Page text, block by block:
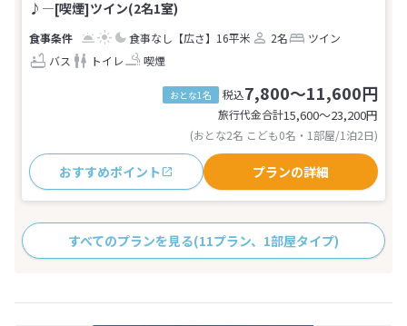
♪―[喫煙]ツイン(2名1室)
食事なし 【広さ】16平米 2名
ツイン
バス
トイレ 喫煙
おとな1名 税込7,800～11,600円
旅行代金合計15,600〜23,200円
(おとな2名 こども0名・1部屋/1泊2日)
おすすめポイント プランの詳細
すべてのプランを見る(11プラン、1部屋タイプ)